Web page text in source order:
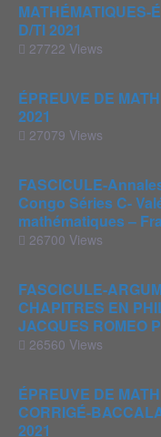
MATHÉMATIQUES-
D/TI 2021
27722 Views
ÉPREUVE DE
2021
27079 Views
FASCICULE-
Congo Séries C-
mathématiques –
26700 Views
FASCICULE-
CHAPITRES EN
JACQUES ROMEO
26560 Views
ÉPREUVE DE
CORRIGÉ-
2021